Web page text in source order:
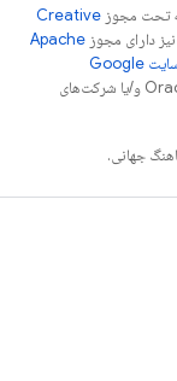
تحت مجوز Creative
دارای مجوز Apache
خطمشی‌های سایت Google
مراجعه کنید. جاوا علامت تجاری ثبت‌شده Oracle و/یا شرکت‌های